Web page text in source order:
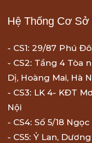
Hệ Thống Cơ
- CS1: 29/87 Phú
- CS2: Tầng 4 Tòa
Dị, Hoàng Mai, Hà
- CS3: LK 4- KĐT
Nội
- CS4: Số 5/18
- CS5: Ỷ Lan,